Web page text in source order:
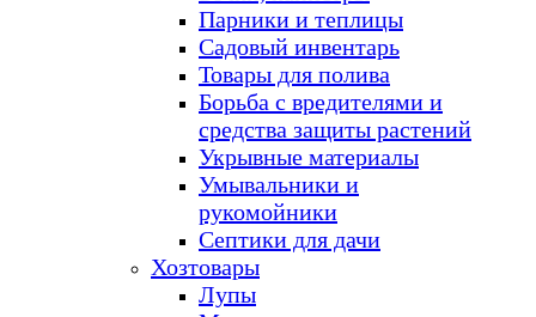
Парники и теплицы
Садовый инвентарь
Товары для полива
Борьба с вредителями и
средства защиты растений
Укрывные материалы
Умывальники и
рукомойники
Септики для дачи
Хозтовары
Лупы